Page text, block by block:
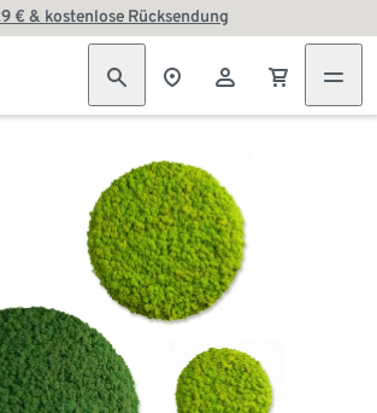
€ & kostenlose Rücksendung